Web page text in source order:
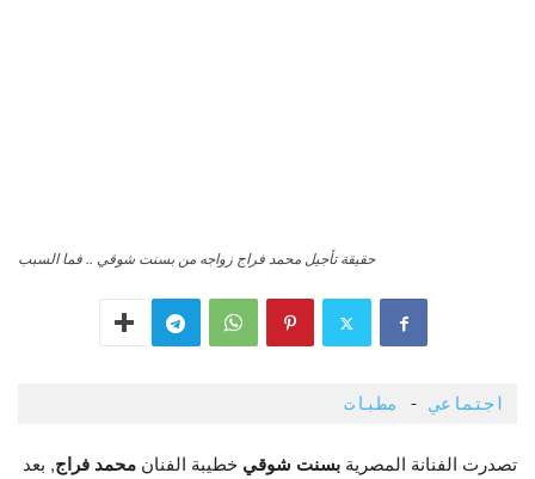
حقيقة تأجيل محمد فراج زواجه من بسنت شوقي .. فما السبب
اجتماعي - مطبات
تصدرت الفنانة المصرية بسنت شوقي خطيبة الفنان محمد فراج, بعد